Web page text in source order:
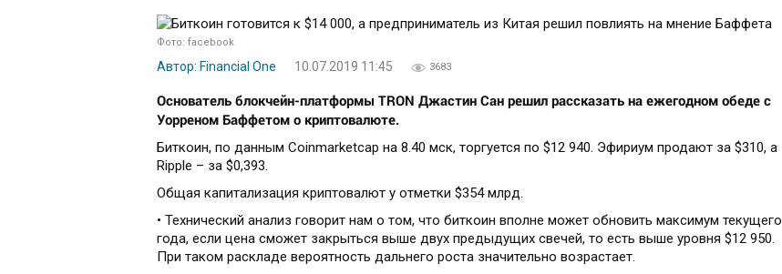
Фото: facebook
Автор: Financial One 10.07.2019 11:45 3683
Основатель блокчейн-платформы TRON Джастин Сан решил рассказать на ежегодном обеде с
Уорреном Баффетом о криптовалюте.
Биткоин, по данным Coinmarketcap на 8.40 мск, торгуется по $12 940. Эфириум продают за $310, а
Ripple – за $0,393.
Общая капитализация криптовалют у отметки $354 млрд.
• Технический анализ говорит нам о том, что биткоин вполне может обновить максимум текущего
года, если цена сможет закрыться выше двух предыдущих свечей, то есть выше уровня $12 950.
При таком раскладе вероятность дальнего роста значительно возрастает.